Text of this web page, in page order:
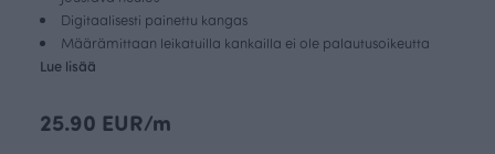
Digitaalisesti painettu kangas
Määrämittaan leikatuilla kankailla ei ole palautusoikeutta
Lue lisää
25.90 EUR/m